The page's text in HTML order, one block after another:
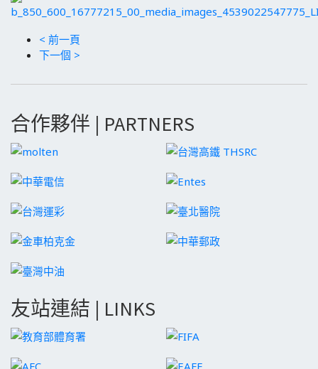
< 前一頁
下一個 >
合作夥伴 | PARTNERS
友站連結 | LINKS